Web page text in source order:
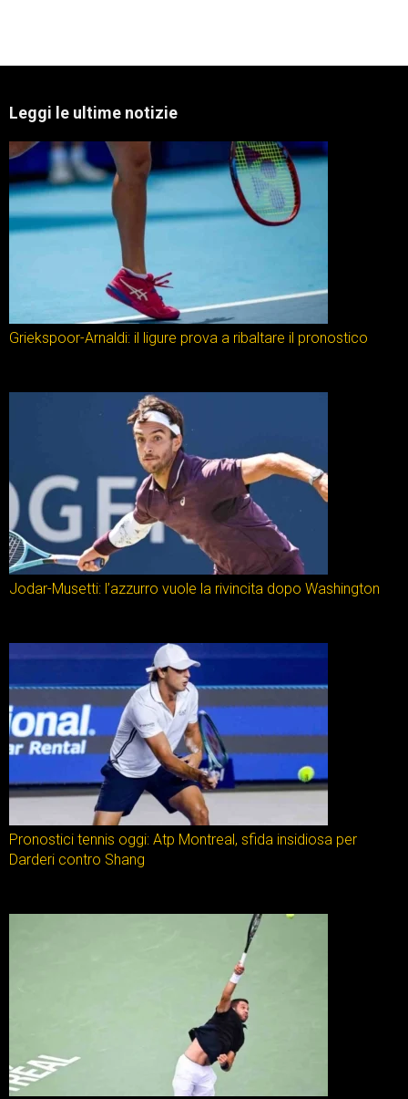
Leggi le ultime notizie
Griekspoor-Arnaldi: il ligure prova a ribaltare il pronostico
Jodar-Musetti: l’azzurro vuole la rivincita dopo Washington
Pronostici tennis oggi: Atp Montreal, sfida insidiosa per
Darderi contro Shang